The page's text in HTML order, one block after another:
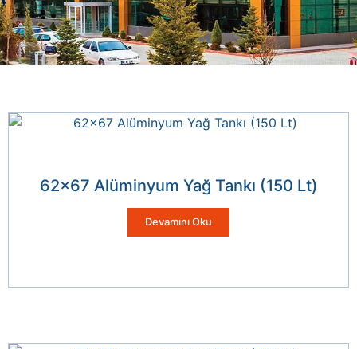
62×67 Alüminyum Yağ Tankı (150 Lt)
Devamını Oku